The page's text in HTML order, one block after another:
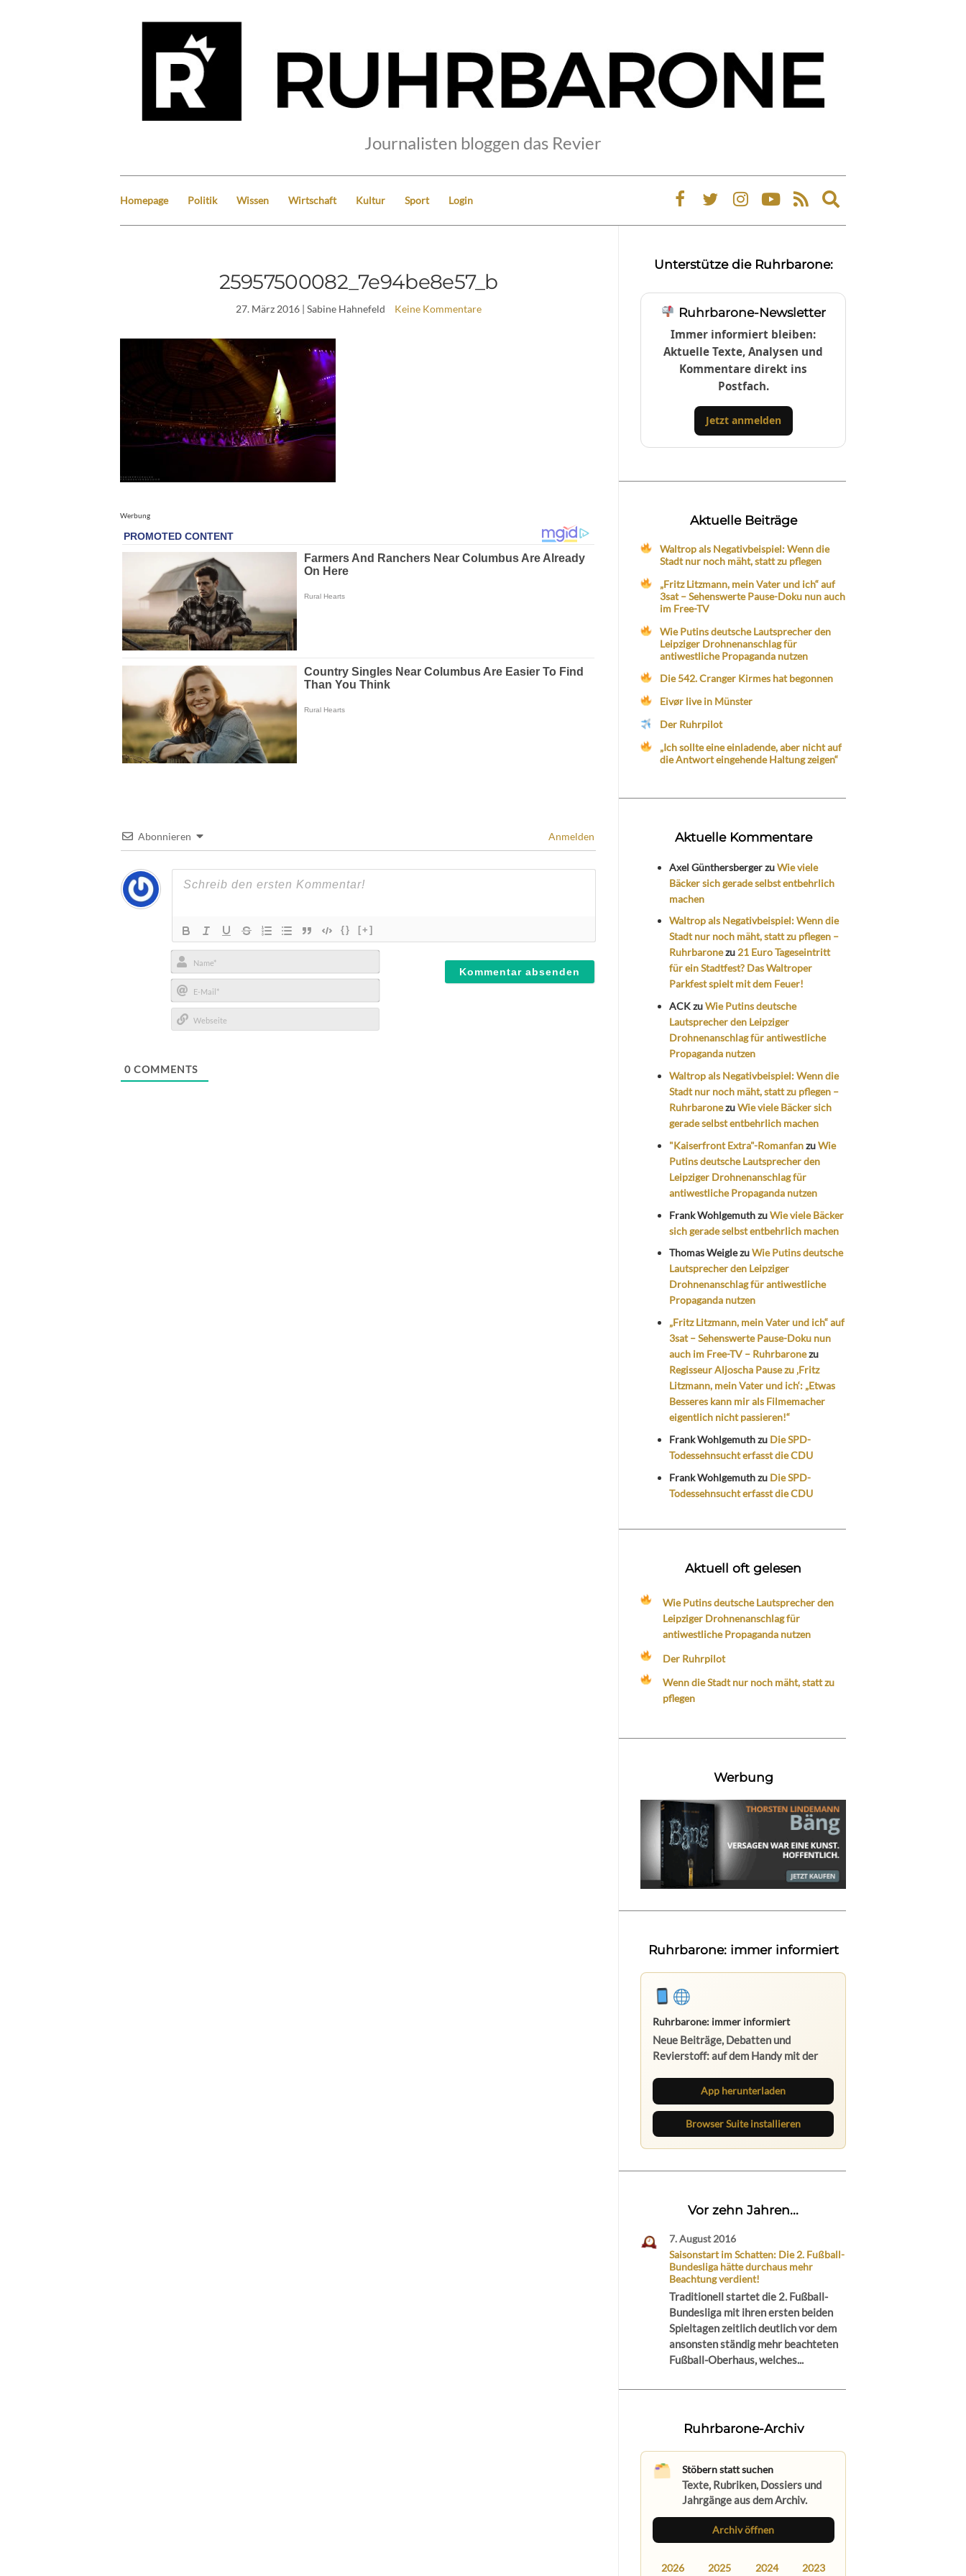
Journalisten bloggen das Revier
Homepage Politik Wissen Wirtschaft Kultur Sport Login
Expand
search
25957500082_7e94be8e57_b
27. März 2016| Sabine Hahnefeld Keine Kommentare
Werbung
Abonnieren Anmelden
{} [+]
Name*
E-
Mail*
0 COMMENTS
Unterstütze die Ruhrbarone:
Ruhrbarone-Newsletter
Immer informiert bleiben:
Aktuelle Texte, Analysen und
Kommentare direkt ins
Postfach.
Jetzt anmelden
Aktuelle Beiträge
Waltrop als Negativbeispiel: Wenn die
Stadt nur noch mäht, statt zu pflegen
„Fritz Litzmann, mein Vater und ich“ auf
3sat – Sehenswerte Pause-Doku nun auch
im Free-TV
Wie Putins deutsche Lautsprecher den
Leipziger Drohnenanschlag für
antiwestliche Propaganda nutzen
Die 542. Cranger Kirmes hat begonnen
Eivør live in Münster
Der Ruhrpilot
„Ich sollte eine einladende, aber nicht auf
die Antwort eingehende Haltung zeigen“
Aktuelle Kommentare
Axel GünthersbergerzuWie viele
Bäcker sich gerade selbst entbehrlich
machen
Waltrop als Negativbeispiel: Wenn die
Stadt nur noch mäht, statt zu pflegen –
Ruhrbaronezu 21 Euro Tageseintritt
für ein Stadtfest? Das Waltroper
Parkfest spielt mit dem Feuer!
ACKzuWie Putins deutsche
Lautsprecher den Leipziger
Drohnenanschlag für antiwestliche
Propaganda nutzen
Waltrop als Negativbeispiel: Wenn die
Stadt nur noch mäht, statt zu pflegen –
RuhrbaronezuWie viele Bäcker sich
gerade selbst entbehrlich machen
"Kaiserfront Extra"-RomanfanzuWie
Putins deutsche Lautsprecher den
Leipziger Drohnenanschlag für
antiwestliche Propaganda nutzen
Frank WohlgemuthzuWie viele Bäcker
sich gerade selbst entbehrlich machen
Thomas WeiglezuWie Putins deutsche
Lautsprecher den Leipziger
Drohnenanschlag für antiwestliche
Propaganda nutzen
„Fritz Litzmann, mein Vater und ich“ auf
3sat – Sehenswerte Pause-Doku nun
auch im Free-TV – Ruhrbaronezu
Regisseur Aljoscha Pause zu ‚Fritz
Litzmann, mein Vater und ich‘: „Etwas
Besseres kann mir als Filmemacher
eigentlich nicht passieren!“
Frank Wohlgemuthzu Die SPD-
Todessehnsucht erfasst die CDU
Frank Wohlgemuthzu Die SPD-
Todessehnsucht erfasst die CDU
Aktuell oft gelesen
Wie Putins deutsche Lautsprecher den
Leipziger Drohnenanschlag für
antiwestliche Propaganda nutzen
Der Ruhrpilot
Wenn die Stadt nur noch mäht, statt zu
pflegen
Werbung
Ruhrbarone: immer informiert
Ruhrbarone: immer informiert
Neue Beiträge, Debatten und
Revierstoff: auf dem Handy mit der
Suite.
App herunterladen
Browser Suite installieren
Vor zehn Jahren...
7. August 2016
Saisonstart im Schatten: Die 2. Fußball-
Bundesliga hätte durchaus mehr
Beachtung verdient!
Traditionell startet die 2. Fußball-
Bundesliga mit ihren ersten beiden
Spieltagen zeitlich deutlich vor dem
ansonsten ständig mehr beachteten
Fußball-Oberhaus, welches...
Ruhrbarone-Archiv
Stöbern statt suchen
Texte, Rubriken, Dossiers und
Jahrgänge aus dem Archiv.
Archiv öffnen
2026 2025 2024 2023